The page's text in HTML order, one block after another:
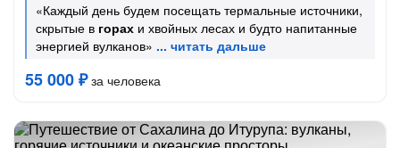
«Каждый день будем посещать термальные источники,
скрытые в горах и хвойных лесах и будто напитанные
энергией вулканов»
55 000 ₽за человека